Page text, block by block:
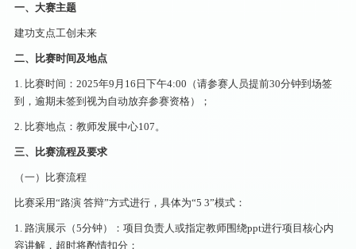
一、大赛主题
建功支点工创未来
二、比赛时间及地点
1. 比赛时间：2025年9月16日下午4:00（请参赛人员提前30分钟到场签
到，逾期未签到视为自动放弃参赛资格）；
2. 比赛地点：教师发展中心107。
三、比赛流程及要求
（一）比赛流程
比赛采用“路演 答辩”方式进行，具体为“5 3”模式：
1. 路演展示（5分钟）：项目负责人或指定教师围绕ppt进行项目核心内
容讲解，超时将酌情扣分；